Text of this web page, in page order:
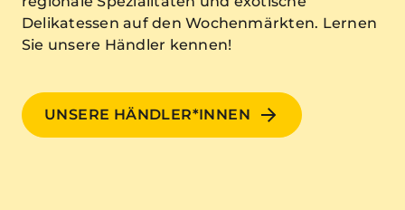
Delikatessen auf den Wochenmärkten. Lernen
Sie unsere Händler kennen!
UNSERE HÄNDLER*INNEN